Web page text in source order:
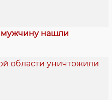
мужчину нашли